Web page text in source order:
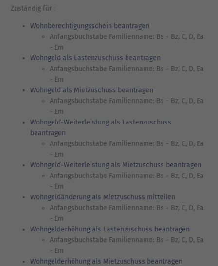
Zuständig für :
Wohnberechtigungsschein beantragen
Anfangsbuchstabe Familienname: Bs - Bz, C, D, Ea
- Em
Wohngeld als Lastenzuschuss beantragen
Anfangsbuchstabe Familienname: Bs - Bz, C, D, Ea
- Em
Wohngeld als Mietzuschuss beantragen
Anfangsbuchstabe Familienname: Bs - Bz, C, D, Ea
- Em
Wohngeld-Weiterleistung als Lastenzuschuss
beantragen
Anfangsbuchstabe Familienname: Bs - Bz, C, D, Ea
- Em
Wohngeld-Weiterleistung als Mietzuschuss beantragen
Anfangsbuchstabe Familienname: Bs - Bz, C, D, Ea
- Em
Wohngeldänderung als Mietzuschuss mitteilen
Anfangsbuchstabe Familienname: Bs - Bz, C, D, Ea
- Em
Wohngelderhöhung als Lastenzuschuss beantragen
Anfangsbuchstabe Familienname: Bs - Bz, C, D, Ea
- Em
Wohngelderhöhung als Mietzuschuss beantragen